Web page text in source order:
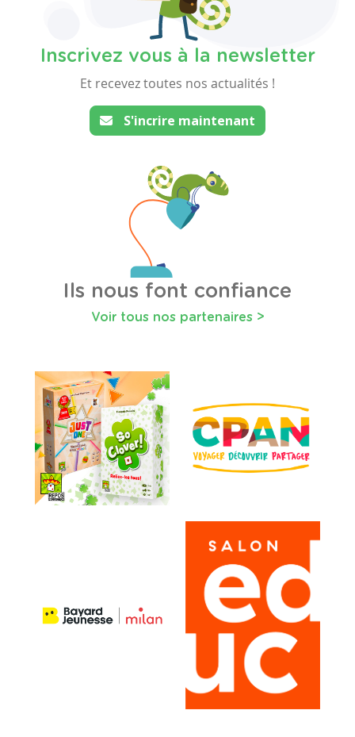
Inscrivez vous à la newsletter
Et recevez toutes nos actualités !
S'incrire maintenant
Ils nous font confiance
Voir tous nos partenaires >